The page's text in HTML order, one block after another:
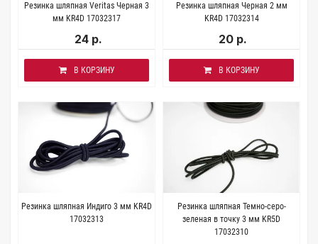
Резинка шляпная Veritas Черная 3
мм KR4D 17032317
24 р.
В КОРЗИНУ
Резинка шляпная Черная 2 мм
KR4D 17032314
20 р.
В КОРЗИНУ
Резинка шляпная Индиго 3 мм KR4D
17032313
Резинка шляпная Темно-серо-
зеленая в точку 3 мм KR5D
17032310